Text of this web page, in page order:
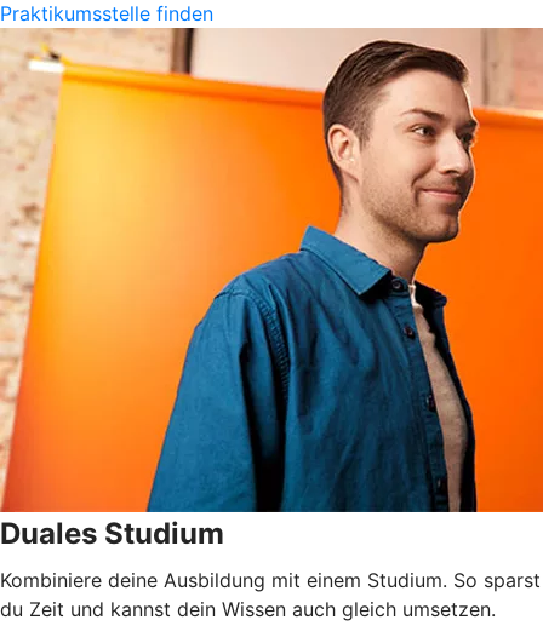
Praktikumsstelle finden
Duales Studium
Kombiniere deine Ausbildung mit einem Studium. So sparst
du Zeit und kannst dein Wissen auch gleich umsetzen.